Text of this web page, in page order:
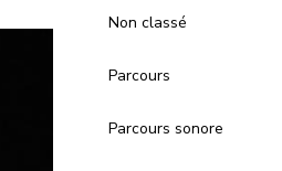
Non classé
Parcours
Parcours sonore